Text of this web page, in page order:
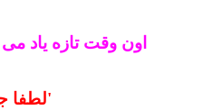
اون وقت تازه یاد
'لطفا